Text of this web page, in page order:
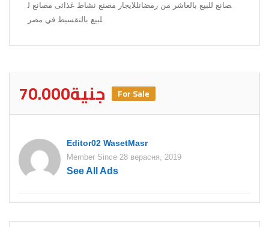
صانع للبيع بالعاشر من رمضانللايجار مصنع نشاط غذائى مصانع ل
لبيع بالتقسيط في مصر
70.000جنية For Sale
Editor02 WasetMasr
Member Since 28 верасня, 2019
See All Ads